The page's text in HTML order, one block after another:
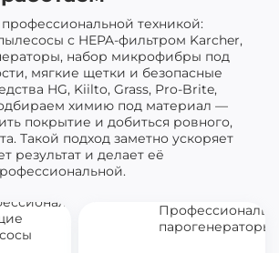
техникой:
с HEPA-фильтром Karcher,
набор микрофибры под
мягкие щетки и безопасные
HG, Kiilto, Grass, Pro-Brite,
химию под материал —
покрытие и добиться ровного,
Такой подход заметно ускоряет
результат и делает её